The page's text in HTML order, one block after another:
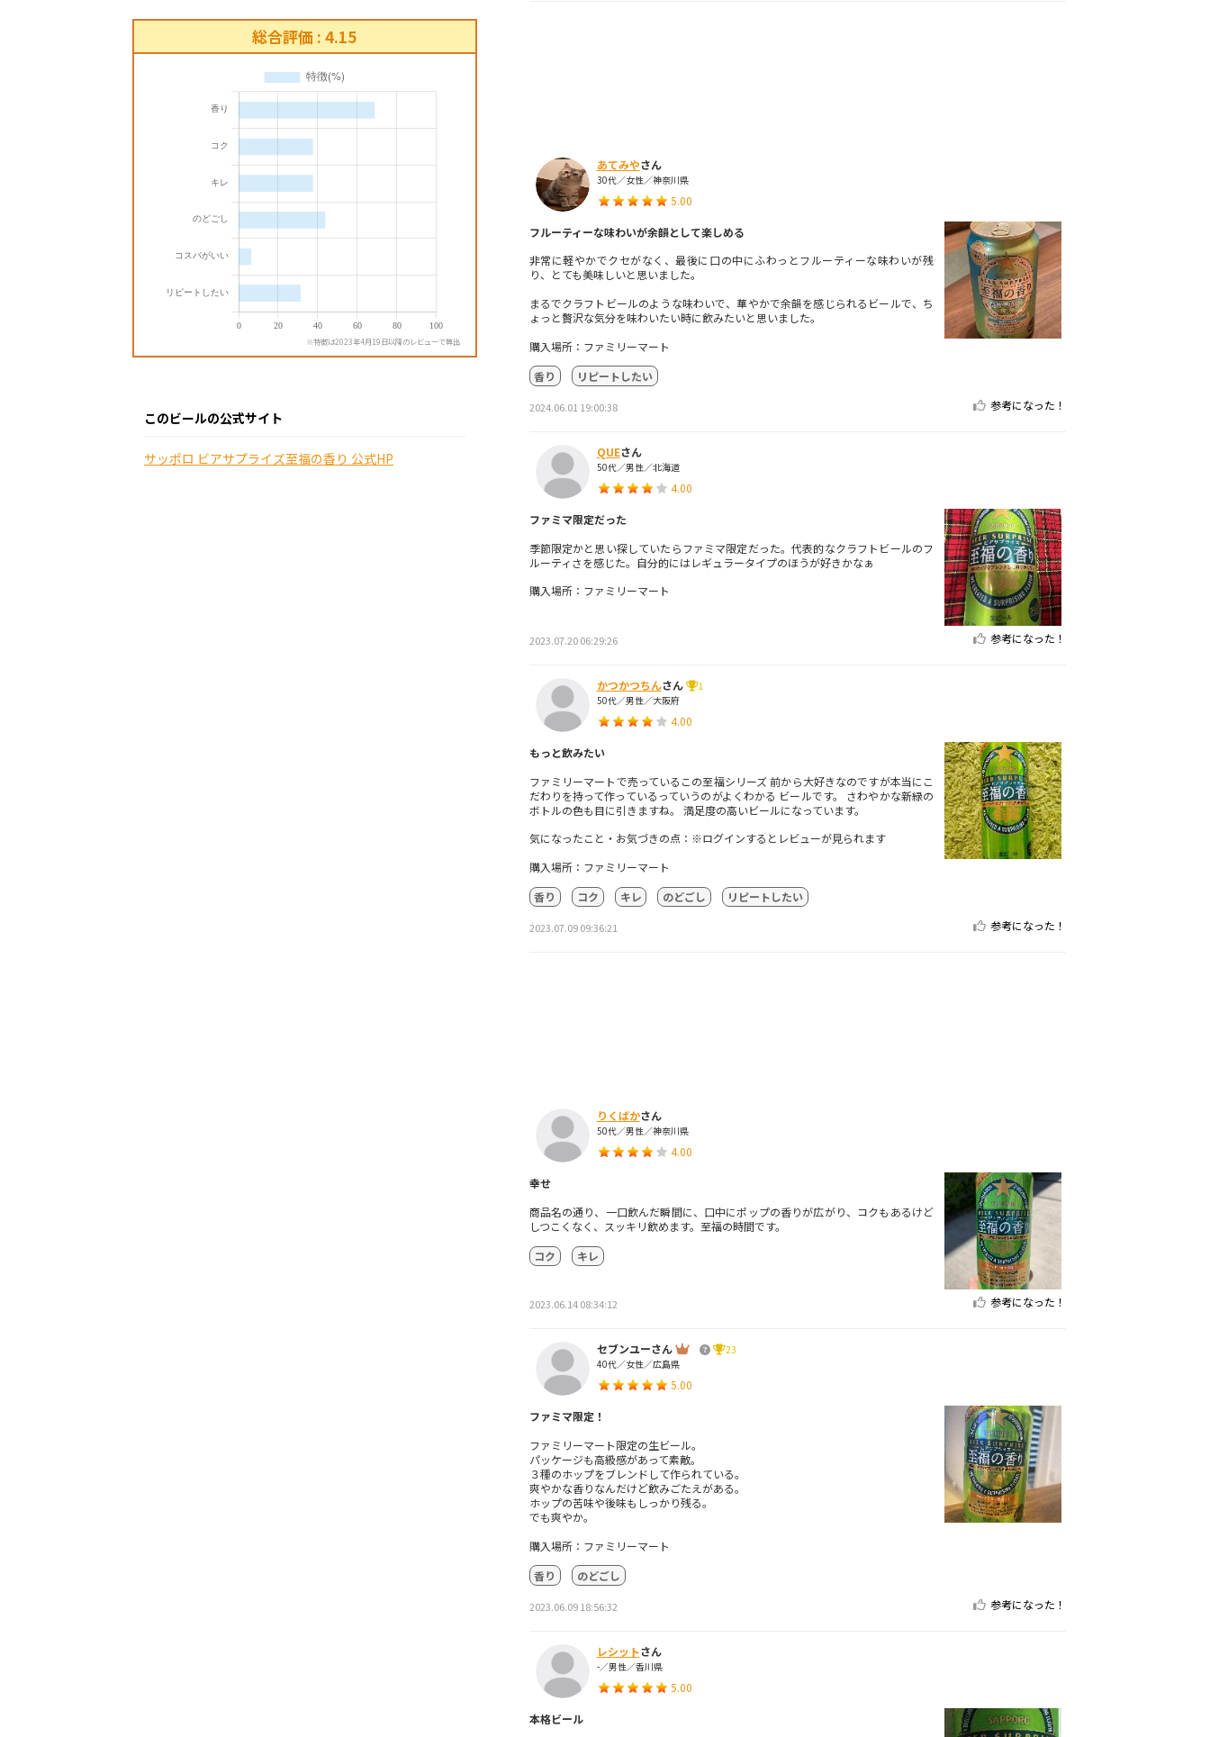
あてみやさん
30代／女性／神奈川県
5.00
フルーティーな味わいが余韻として楽しめる
非常に軽やかでクセがなく、最後に口の中にふわっとフルーティーな味わいが残
り、とても美味しいと思いました。
まるでクラフトビールのような味わいで、華やかで余韻を感じられるビールで、ち
ょっと贅沢な気分を味わいたい時に飲みたいと思いました。
購入場所：ファミリーマート
香り
リピートしたい
2024.06.01 19:00:38 参考になった！
QUEさん
50代／男性／北海道
4.00
ファミマ限定だった
季節限定かと思い探していたらファミマ限定だった。代表的なクラフトビールのフ
ルーティさを感じた。自分的にはレギュラータイプのほうが好きかなぁ
購入場所：ファミリーマート
2023.07.20 06:29:26 参考になった！
かつかつちんさん
1
50代／男性／大阪府
4.00
もっと飲みたい
ファミリーマートで売っているこの至福シリーズ 前から大好きなのですが本当にこ
だわりを持って作っているっていうのがよくわかる ビールです。 さわやかな新緑の
ボトルの色も目に引きますね。 満足度の高いビールになっています。
気になったこと・お気づきの点：※ログインするとレビューが見られます
購入場所：ファミリーマート
香り
コク キレ のどごし リピートしたい
2023.07.09 09:36:21 参考になった！
りくばかさん
50代／男性／神奈川県
4.00
幸せ
商品名の通り、一口飲んだ瞬間に、口中にポップの香りが広がり、コクもあるけど
しつこくなく、スッキリ飲めます。至福の時間です。
コク
キレ
2023.06.14 08:34:12 参考になった！
セブンユーさん
23
40代／女性／広島県
5.00
ファミマ限定！
ファミリーマート限定の生ビール。
パッケージも高級感があって素敵。
３種のホップをブレンドして作られている。
爽やかな香りなんだけど飲みごたえがある。
ホップの苦味や後味もしっかり残る。
でも爽やか。
購入場所：ファミリーマート
香り
のどごし
2023.06.09 18:56:32 参考になった！
レシットさん
-／男性／香川県
5.00
本格ビール
総合評価 : 4.15
※特徴は2023年4月19日以降のレビューで算出
このビールの公式サイト
サッポロ ビアサプライズ至福の香り 公式HP